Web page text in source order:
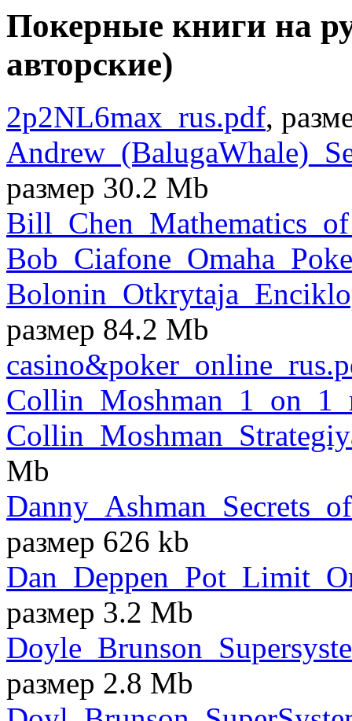
Покерные книги на
авторские)
2p2NL6max_rus.pdf,
размер 30.2 Mb
размер 84.2 Mb
Mb
размер 626 kb
размер 3.2 Mb
размер 2.8 Mb